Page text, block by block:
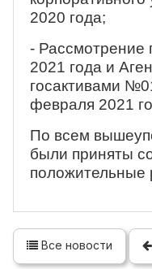
2020 года;
- Рассмотрение
2021 года и
госактивами
февраля 2021
По всем
были приняты
положительные
Все новости